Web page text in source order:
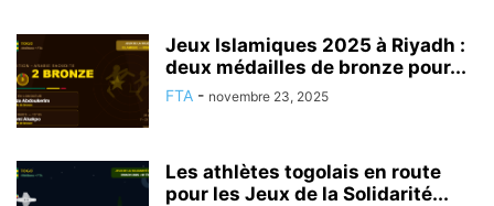
Jeux Islamiques 2025 à Riyadh :
deux médailles de bronze pour...
FTA - novembre 23, 2025
Les athlètes togolais en route
pour les Jeux de la Solidarité...